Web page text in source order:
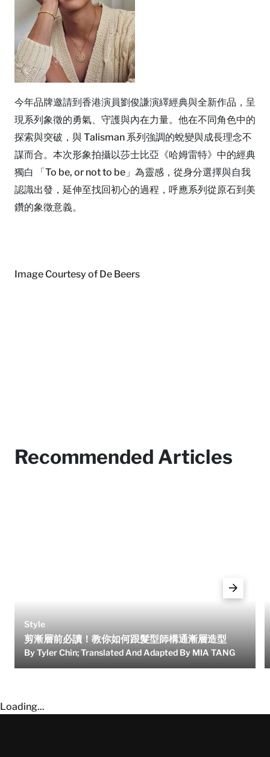
今年品牌邀請到香港演員劉俊謙演繹經典與全新作品，呈
現系列象徵的勇氣、守護與內在力量。他在不同角色中的
探索與突破，與 Talisman 系列強調的蛻變與成長理念不
謀而合。本次形象拍攝以莎士比亞《哈姆雷特》中的經典
獨白 「To be, or not to be」為靈感，從身分選擇與自我
認識出發，延伸至找回初心的過程，呼應系列從原石到美
鑽的象徵意義。
Image Courtesy of De Beers
Recommended Articles
Style
剪漸層前必讀！教你如何跟髮型師構通漸層造型
By Tyler Chin; Translated And Adapted By MIA TANG
Loading...